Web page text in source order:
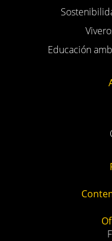
Educación